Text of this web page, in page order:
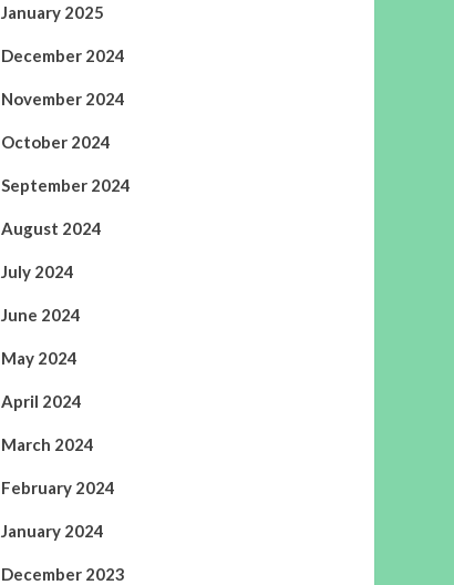
January 2025
December 2024
November 2024
October 2024
September 2024
August 2024
July 2024
June 2024
May 2024
April 2024
March 2024
February 2024
January 2024
December 2023